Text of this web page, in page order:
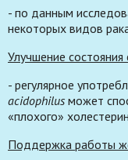
- по данным
некоторых видов
Улучшение
- регулярное
acidophilus может
«плохого»
Поддержка работы